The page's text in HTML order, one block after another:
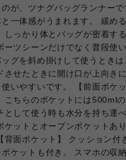
が、ツナグバッグランナー
一体感がうまれます。 緩め
しっかり体とバッグが密着す
ツシーンだけでなく普段使
グを斜め掛けして使うとき
せたときに開け口が上向き
いやすいです。 【前面ポケ
こちらのポケットには500ml
して使う時も水分を持ち運
ケットとオープンポケットあ
背面ポケット】 クッション付
ケットも付き。 スマホの収